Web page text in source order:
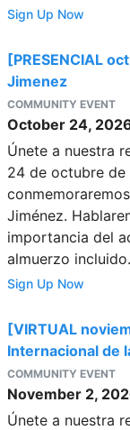
Sign Up Now
[PRESENCIAL
Jimenez
COMMUNITY EVENT
October 24,
Únete a nuestra
24 de octubre de
Jiménez.
importancia del
almuerzo incluido.
Sign Up Now
[VIRTUAL
Internacional de
COMMUNITY EVENT
November 2,
Únete a nuestra